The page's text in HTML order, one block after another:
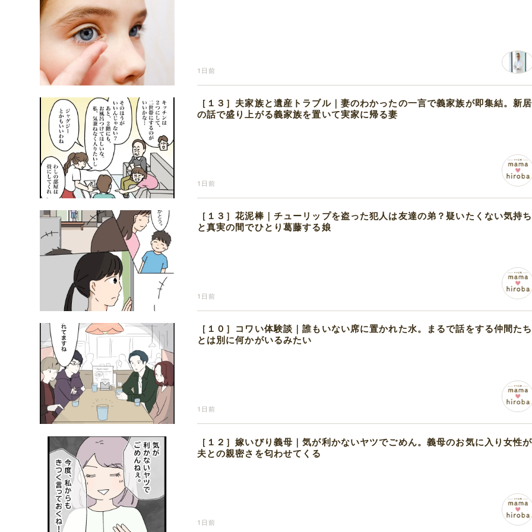
1日前
［１３］夫家族と遺産トラブル｜妻のわかったの一言で義家族が即集結。新居
の話で盛り上がる義家族を置いて実家に帰る妻
1日前
［１３］花泥棒｜チューリップを盗った犯人は友達の弟？疑いたくない気持ち
と真実の間でひとり葛藤する娘
1日前
［１０］コワい体験談｜誰もいない席に置かれた水。まるで話をする仲間たち
とは別に何かがいるみたい
1日前
［１２］嫁いびり義母｜気が利かないヤツでごめん。義母のお気に入り女性が
夫との親密さを匂わせてくる
1日前